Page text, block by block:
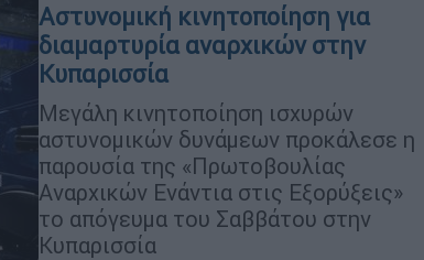
Αστυνομική κινητοποίηση για
διαμαρτυρία αναρχικών στην
Κυπαρισσία
Μεγάλη κινητοποίηση ισχυρών
αστυνομικών δυνάμεων προκάλεσε η
παρουσία της «Πρωτοβουλίας
Αναρχικών Ενάντια στις Εξορύξεις»
το απόγευμα του Σαββάτου στην
Κυπαρισσία